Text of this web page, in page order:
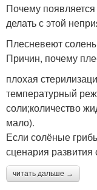
Почему
делать с этой
Плесневеют
Причин, почему
плохая
температурный
соли;количество
мало).
Если солёные
сценария развития
читать дальше →